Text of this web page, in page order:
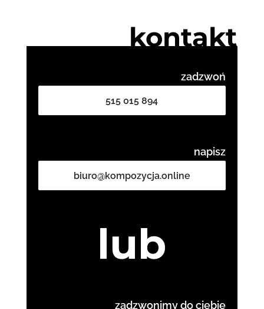
kontakt
zadzwoń
515 015 894
napisz
biuro@kompozycja.online
lub
zadzwonimy do ciebie